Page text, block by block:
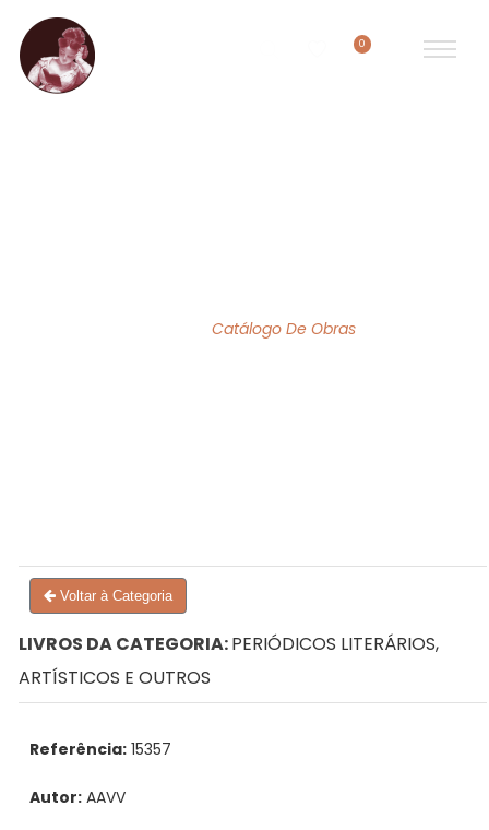
0
Catálogo De Obras
Voltar à Categoria
LIVROS DA CATEGORIA:PERIÓDICOS LITERÁRIOS,
ARTÍSTICOS E OUTROS
Referência: 15357
Autor: AAVV